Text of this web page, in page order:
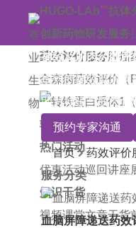
HUGO-LAb™抗体
创新药物研发服务
药效评价服务肿瘤
金森病药效评价（
转铁蛋白受体1（
热门活动
优惠活动巡回讲座
知识干货
视频课堂文章干货
神经及肌肉药效评
成熟的神经及肌肉
助力神经与肌肉领
预约专家沟通
首页 药效评价
服务分类
血脑屏障递送药